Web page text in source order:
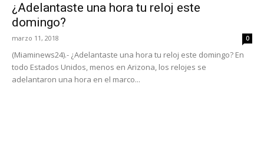
¿Adelantaste una hora tu reloj este
domingo?
marzo 11, 2018 0
(Miaminews24).- ¿Adelantaste una hora tu reloj este domingo? En
todo Estados Unidos, menos en Arizona, los relojes se
adelantaron una hora en el marco...